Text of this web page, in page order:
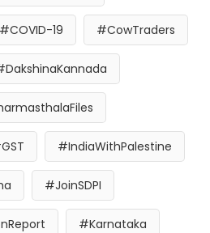
#COVID-19 #CowTraders
#IndiaWithPalestine
#JoinSDPI
#Karnataka